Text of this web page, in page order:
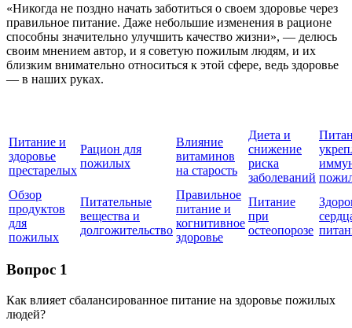
«Никогда не поздно начать заботиться о своем здоровье через
правильное питание. Даже небольшие изменения в рационе
способны значительно улучшить качество жизни», — делюсь
своим мнением автор, и я советую пожилым людям, и их
близким внимательно относиться к этой сфере, ведь здоровье
— в наших руках.
Питание и
здоровье
престарелых
Рацион для
пожилых
Влияние
витаминов
на старость
Диета и
снижение
риска
заболеваний
Обзор
продуктов
для
пожилых
Питательные
вещества и
долгожительство
Правильное
питание и
когнитивное
здоровье
Питание
при
остеопорозе
Вопрос 1
Как влияет сбалансированное питание на здоровье пожилых
людей?